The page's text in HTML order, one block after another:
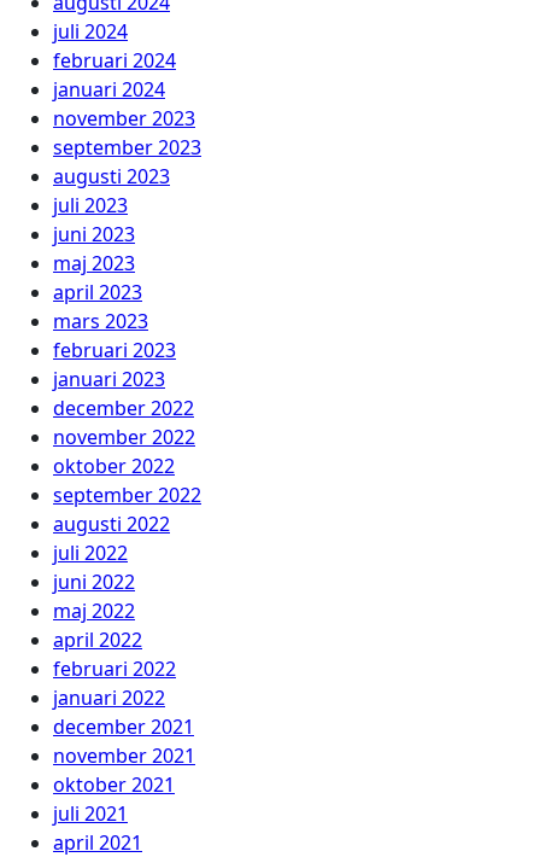
juli 2024
februari 2024
januari 2024
november 2023
september 2023
augusti 2023
juli 2023
juni 2023
maj 2023
april 2023
mars 2023
februari 2023
januari 2023
december 2022
november 2022
oktober 2022
september 2022
augusti 2022
juli 2022
juni 2022
maj 2022
april 2022
februari 2022
januari 2022
december 2021
november 2021
oktober 2021
juli 2021
april 2021